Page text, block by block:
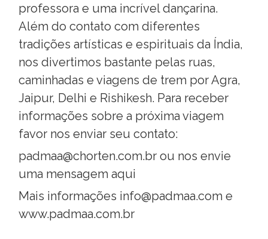
professora e uma incrível dançarina.
Além do contato com diferentes
tradições artísticas e espirituais da Índia,
nos divertimos bastante pelas ruas,
caminhadas e viagens de trem por Agra,
Jaipur, Delhi e Rishikesh. Para receber
informações sobre a próxima viagem
favor nos enviar seu contato:
padmaa@chorten.com.br ou nos envie
uma mensagem aqui
Mais informações info@padmaa.com e
www.padmaa.com.br